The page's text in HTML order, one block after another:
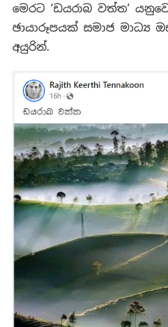
මෙරට ‘ඩයරාබ වත්ත’
ඡායාරූපයක් සමාජ මාධ්‍ය
අයුරින්.